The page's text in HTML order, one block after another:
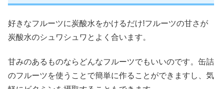
好きなフルーツに炭酸水をかけるだけ!フルーツの甘さが
炭酸水のシュワシュワとよく合います。
甘みのあるものならどんなフルーツでもいいのです。缶詰
のフルーツを使うことで簡単に作ることができますし、気